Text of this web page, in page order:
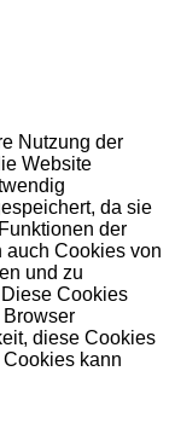
Nutzung der
Website
da sie
der
auch Cookies von
und zu
Cookies
Browser
diese Cookies
kann